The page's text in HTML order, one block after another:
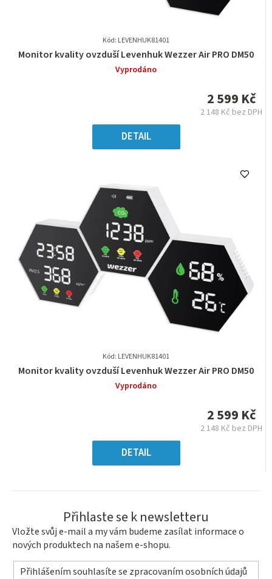
Kód: LEVENHUK81401
Průměrné
hodnocení
5
hvězdiček.
Monitor kvality ovzduší Levenhuk Wezzer Air PRO DM50
Vyprodáno
2 599 Kč
2 148 Kč bez DPH
DETAIL
Kód: LEVENHUK81401
Průměrné
hodnocení
5
hvězdiček.
Monitor kvality ovzduší Levenhuk Wezzer Air PRO DM50
Vyprodáno
2 599 Kč
2 148 Kč bez DPH
DETAIL
Přihlaste se k newsletteru
Vložte svůj e-mail a my vám budeme zasílat informace o
nových produktech na našem e-shopu.
Přihlášením souhlasíte se zpracovaním osobních údajů